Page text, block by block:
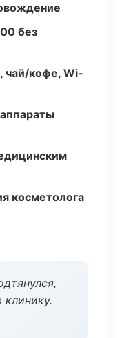
без
чай/кофе, Wi-
косметолога